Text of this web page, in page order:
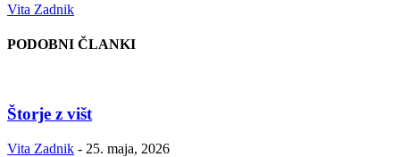
Vita Zadnik
PODOBNI ČLANKI
Štorje z višt
Vita Zadnik - 25. maja, 2026